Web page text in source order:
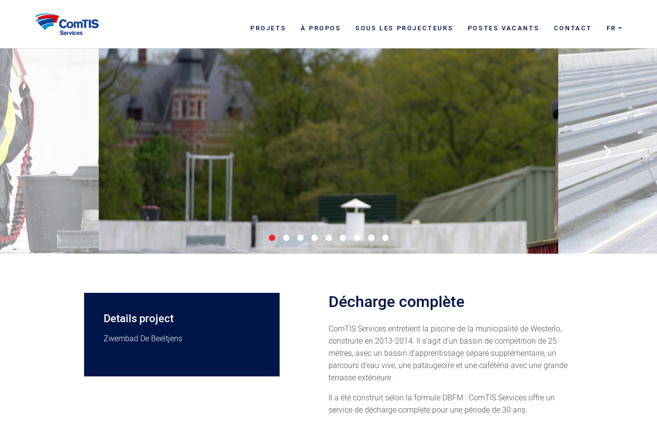
PROJETS À PROPOS SOUS LES PROJECTEURS POSTES VACANTS CONTACT FR
Next
Details project
Zwembad De Beeltjens
Décharge complète
ComTIS Services entretient la piscine de la municipalité de Westerlo,
construite en 2013-2014. Il s’agit d’un bassin de compétition de 25
mètres, avec un bassin d’apprentissage séparé supplémentaire, un
parcours d’eau vive, une pataugeoire et une cafétéria avec une grande
terrasse extérieure.
Il a été construit selon la formule DBFM : ComTIS Services offre un
service de décharge complète pour une période de 30 ans.